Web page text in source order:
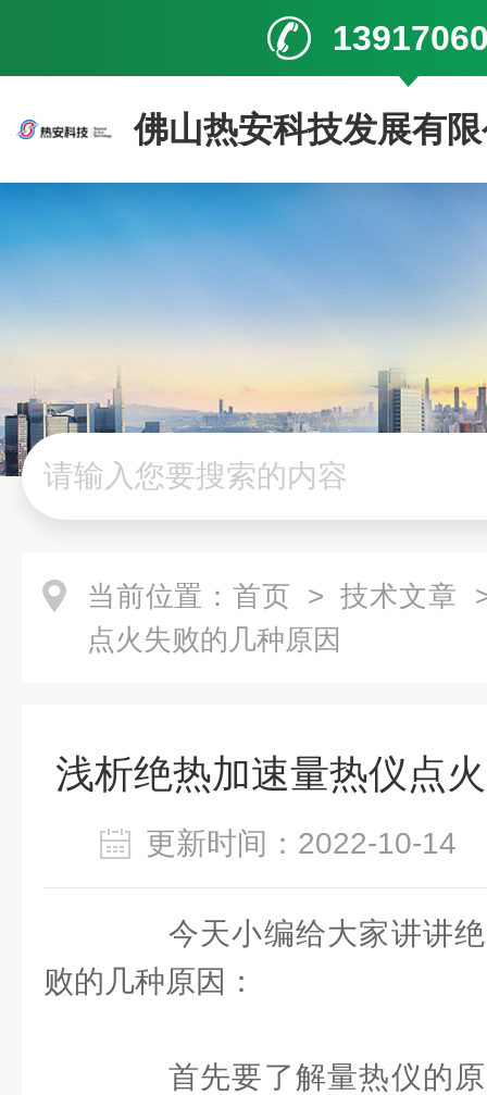
佛山热安科技发展有
当前位置： 首页 > 技术文章
点火失败的几种原因
浅析绝热加速量热仪点
更新时间：2022-10-
今天小编给大家讲讲绝
败的几种原因：
首先要了解量热仪的原